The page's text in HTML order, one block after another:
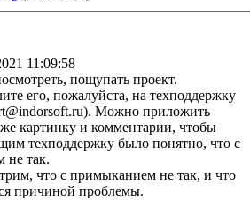
11:09:58
пощупать проект.
его, пожалуйста, на техподдержку
Можно приложить
картинку и комментарии, чтобы
техподдержку было понятно, что с
не так.
что с примыканием не так, и что
причиной проблемы.